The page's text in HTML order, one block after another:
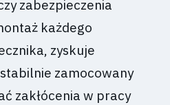
zabezpieczenia
każdego
zyskuje
zamocowany
zakłócenia w pracy